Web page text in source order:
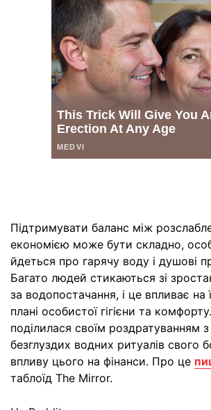
Підтримувати баланс між
економією може бути складно,
йдеться про гарячу воду і душові
Багато людей стикаються зі
за водопостачання, і це впливає на
плані особистої гігієни та
поділилася своїм роздратуванням
безглуздих водних ритуалів свого
впливу цього на фінанси. Про це
таблоїд The Mirror.